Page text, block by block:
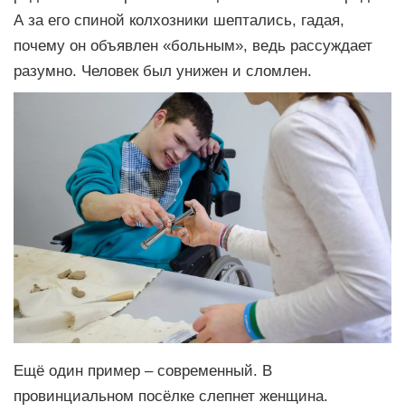
А за его спиной колхозники шептались, гадая,
почему он объявлен «больным», ведь рассуждает
разумно. Человек был унижен и сломлен.
Ещё один пример – современный. В
провинциальном посёлке слепнет женщина.